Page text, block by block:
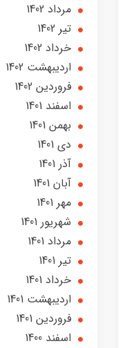
مرداد 1402
تير 1402
خرداد 1402
ارديبهشت 1402
فروردین 1402
اسفند 1401
بهمن 1401
دی 1401
آذر 1401
آبان 1401
مهر 1401
شهریور 1401
مرداد 1401
تير 1401
خرداد 1401
ارديبهشت 1401
فروردین 1401
اسفند 1400